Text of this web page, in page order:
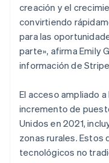
creación y el
convirtiendo
para las
parte», afirma Emily
información de
El acceso ampliado
incremento de
Unidos en 2021,
zonas rurales. Estos
tecnológicos no